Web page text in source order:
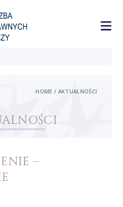
HOME / AKTUALNOŚCI
–